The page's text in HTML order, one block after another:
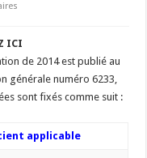
ICI
de 2014 est publié au
générale numéro 6233,
sont fixés comme suit :
applicable